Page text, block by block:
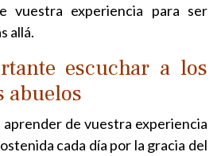
vuestra experiencia para ser
allá.
escuchar a los
abuelos
aprender de vuestra experiencia
cada día por la gracia del